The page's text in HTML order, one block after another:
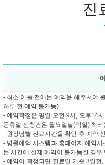
진
- 최소 이틀 전에는 예약을 해주셔야
하루 전 예약 불가능)
- 예약확정은 평일 오전 9시, 오후14
공휴일 신청건은 월요일날(익일) 처리
- 원장님별 진료시간을 확인 후 예약
- 병원예약 시스템과 홈페이지 예약
는 시간에 실제 예약이 불가능한 경
- 예약이 확정되면 진료일 기준 3일전